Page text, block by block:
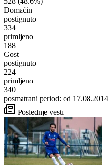
Domaćin
postignuto
334
primljeno
188
Gost
postignuto
224
primljeno
340
posmatrani period: od
Poslednje vesti